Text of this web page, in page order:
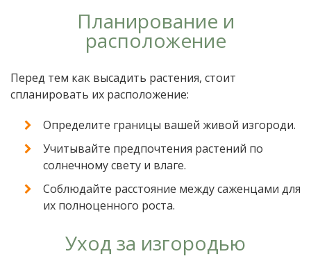
Планирование и
расположение
Перед тем как высадить растения, стоит
спланировать их расположение:
Определите границы вашей живой изгороди.
Учитывайте предпочтения растений по
солнечному свету и влаге.
Соблюдайте расстояние между саженцами для
их полноценного роста.
Уход за изгородью